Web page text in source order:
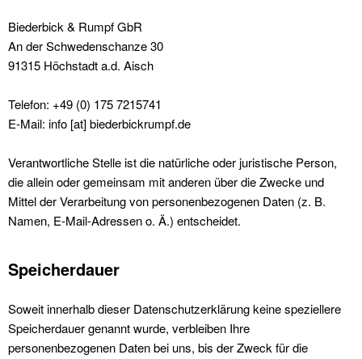
Biederbick & Rumpf GbR
An der Schwedenschanze 30
91315 Höchstadt a.d. Aisch
Telefon: +49 (0) 175 7215741
E-Mail: info [at] biederbickrumpf.de
Verantwortliche Stelle ist die natürliche oder juristische Person,
die allein oder gemeinsam mit anderen über die Zwecke und
Mittel der Verarbeitung von personenbezogenen Daten (z. B.
Namen, E-Mail-Adressen o. Ä.) entscheidet.
Speicherdauer
Soweit innerhalb dieser Datenschutzerklärung keine speziellere
Speicherdauer genannt wurde, verbleiben Ihre
personenbezogenen Daten bei uns, bis der Zweck für die